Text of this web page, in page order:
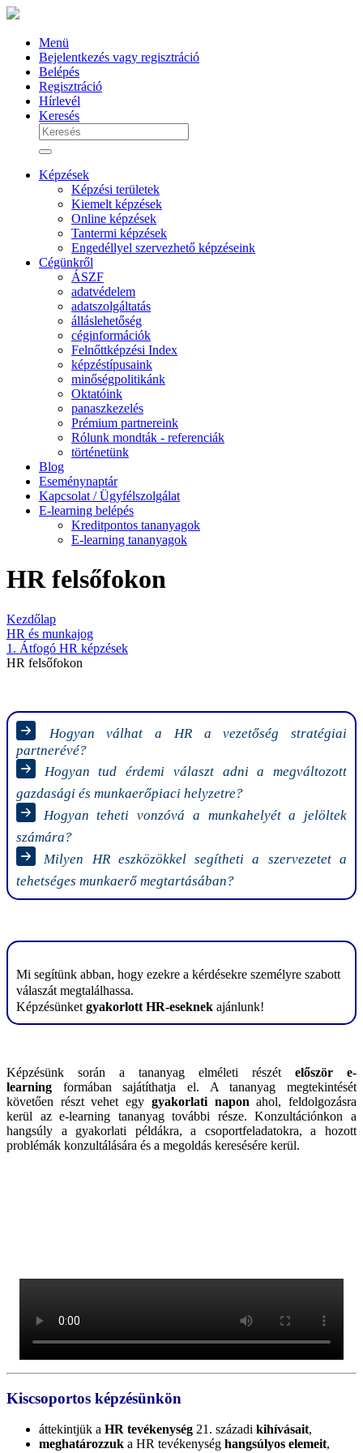
Menü
Bejelentkezés vagy regisztráció
Belépés
Regisztráció
Hírlevél
Keresés
Képzések
Képzési területek
Kiemelt képzések
Online képzések
Tantermi képzések
Engedéllyel szervezhető képzéseink
Cégünkről
ÁSZF
adatvédelem
adatszolgáltatás
álláslehetőség
céginformációk
Felnőttképzési Index
képzéstípusaink
minőségpolitikánk
Oktatóink
panaszkezelés
Prémium partnereink
Rólunk mondták - referenciák
történetünk
Blog
Eseménynaptár
Kapcsolat / Ügyfélszolgálat
E-learning belépés
Kreditpontos tananyagok
E-learning tananyagok
HR felsőfokon
Kezdőlap
HR és munkajog
1. Átfogó HR képzések
HR felsőfokon
Hogyan válhat a HR a vezetőség stratégiai
partnerévé?
Hogyan tud érdemi választ adni a megváltozott
gazdasági és munkaerőpiaci helyzetre?
Hogyan teheti vonzóvá a munkahelyét a jelöltek
számára?
Milyen HR eszközökkel segítheti a szervezetet a
tehetséges munkaerő megtartásában?
Mi segítünk abban, hogy ezekre a kérdésekre személyre szabott
válaszát megtalálhassa.
Képzésünket gyakorlott HR-eseknek ajánlunk!
Képzésünk során a tananyag elméleti részét először e-
learning formában sajátíthatja el. A tananyag megtekintését
követően részt vehet egy gyakorlati napon ahol, feldolgozásra
kerül az e-learning tananyag további része. Konzultációnkon a
hangsúly a gyakorlati példákra, a csoportfeladatokra, a hozott
problémák konzultálására és a megoldás keresésére kerül.
Kiscsoportos képzésünkön
áttekintjük a HR tevékenység 21. századi kihívásait,
meghatározzuk a HR tevékenység hangsúlyos elemeit,